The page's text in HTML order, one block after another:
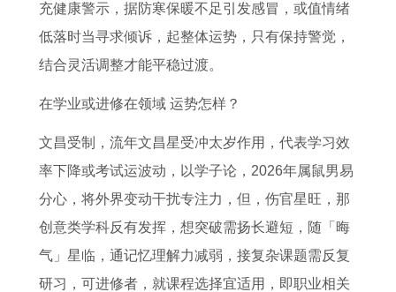
充健康警示，据防寒保暖不足引发感冒，或值情绪
低落时当寻求倾诉，起整体运势，只有保持警觉，
结合灵活调整才能平稳过渡。
在学业或进修在领域 运势怎样？
文昌受制，流年文昌星受冲太岁作用，代表学习效
率下降或考试运波动，以学子论，2026年属鼠男易
分心，将外界变动干扰专注力，但，伤官星旺，那
创意类学科反有发挥，想突破需扬长避短，随「晦
气」星临，通记忆理解力减弱，接复杂课题需反复
研习，可进修者，就课程选择宜适用，即职业相关